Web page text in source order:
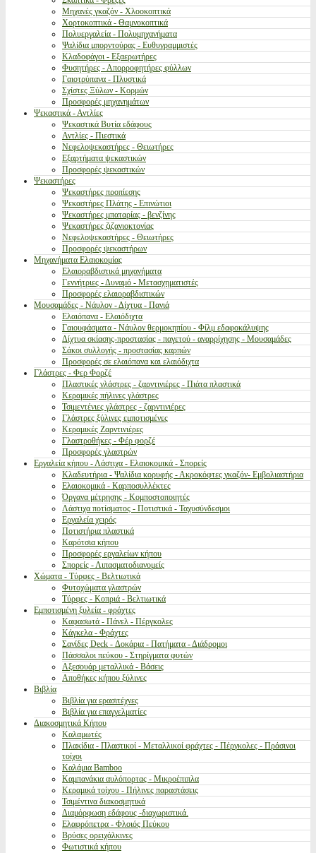
Μηχανές γκαζόν - Χλοοκοπτικά
Χορτοκοπτικά - Θαμνοκοπτικά
Πολυεργαλεία - Πολυμηχανήματα
Ψαλίδια μπορντούρας - Ευθυγραμμιστές
Κλαδοφάγοι - Εξαερωτήρες
Φυσητήρες - Απορροφητήρες φύλλων
Γαιοτρύπανα - Πλυστικά
Σχίστες Ξύλων - Κορμών
Προσφορές μηχανημάτων
Ψεκαστικά - Αντλίες
Ψεκαστικά Βυτία εδάφους
Αντλίες - Πιεστικά
Νεφελοψεκαστήρες - Θειωτήρες
Εξαρτήματα ψεκαστικών
Προσφορές ψεκαστικών
Ψεκαστήρες
Ψεκαστήρες προπίεσης
Ψεκαστήρες Πλάτης - Επινώτιοι
Ψεκαστήρες μπαταρίας - βενζίνης
Ψεκαστήρες ζιζανιοκτονίας
Νεφελοψεκαστήρες - Θειωτήρες
Προσφορές ψεκαστήρων
Μηχανήματα Ελαιοκομίας
Ελαιοραβδιστικά μηχανήματα
Γεννήτριες - Δυναμό - Μετασχηματιστές
Προσφορές ελαιοραβδιστικών
Μουσαμάδες - Νάυλον - Δίχτυα - Πανιά
Ελαιόπανα - Ελαιόδιχτα
Γαιουφάσματα - Νάυλον θερμοκηπίου - Φίλμ εδαφοκάλυψης
Δίχτυα σκίασης-προστασίας - παγετού - αναρρίχησης - Μουσαμάδες
Σάκοι συλλογής - προστασίας καρπών
Προσφορές σε ελαιόπανα και ελαιόδιχτα
Γλάστρες - Φερ Φορζέ
Πλαστικές γλάστρες - ζαρντινιέρες - Πιάτα πλαστικά
Κεραμικές πήλινες γλάστρες
Τσιμεντένιες γλάστρες - ζαρντινιέρες
Γλάστρες ξύλινες εμποτισμένες
Κεραμικές Ζαρντινιέρες
Γλαστροθήκες - Φέρ φορζέ
Προσφορές γλαστρών
Εργαλεία κήπου - Λάστιχα - Ελαιοκομικά - Σπορείς
Κλαδευτήρια - Ψαλίδια κορυφής - Ακροκόφτες γκαζόν- Εμβολιαστήρια
Ελαιοκομικά - Καρποσυλλέκτες
Όργανα μέτρησης - Κομποστοποιητές
Λάστιχα ποτίσματος - Ποτιστικά - Ταχυσύνδεσμοι
Εργαλεία χειρός
Ποτιστήρια πλαστικά
Καρότσια κήπου
Προσφορές εργαλείων κήπου
Σπορείς - Λιπασματοδιανομείς
Χώματα - Τύρφες - Βελτιωτικά
Φυτοχώματα γλαστρών
Τύρφες - Κοπριά - Βελτιωτικά
Εμποτισμένη ξυλεία - φράχτες
Καφασωτά - Πάνελ - Πέργκολες
Κάγκελα - Φράχτες
Σανίδες Deck - Δοκάρια - Πατήματα - Διάδρομοι
Πάσσαλοι πεύκου - Στηρίγματα φυτών
Αξεσουάρ μεταλλικά - Βάσεις
Αποθήκες κήπου ξύλινες
Βιβλία
Βιβλία για ερασιτέχνες
Βιβλία για επαγγελματίες
Διακοσμητικά Κήπου
Καλαμωτές
Πλακίδια - Πλαστικοί - Μεταλλικοί φράχτες - Πέργκολες - Πράσινοι
τοίχοι
Καλάμια Bamboo
Καμπανάκια αυλόπορτας - Μικροέπιπλα
Κεραμικά τοίχου - Πήλινες παραστάσεις
Τσιμέντινα διακοσμητικά
Διαμόρφωση εδάφους -διαχωριστικά.
Ελαφρόπετρα - Φλοιός Πεύκου
Βρύσες ορειχάλκινες
Φωτιστικά κήπου